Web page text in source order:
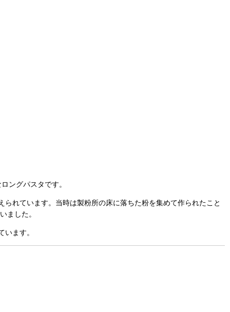
ングパスタです。
れています。当時は製粉所の床に落ちた粉を集めて作られたこと
ました。
ます。